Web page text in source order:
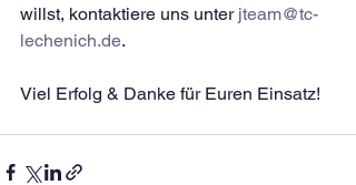
willst, kontaktiere uns unter jteam@tc-
lechenich.de.
Viel Erfolg & Danke für Euren Einsatz!